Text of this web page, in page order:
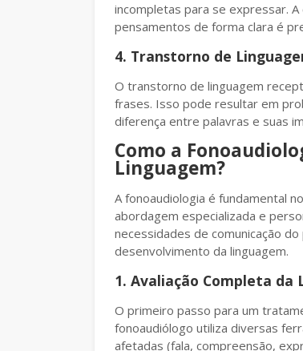
incompletas para se expressar.
pensamentos de forma clara é
4. Transtorno de
O transtorno de linguagem
frases. Isso pode resultar em
diferença entre palavras e suas
Como a
Linguagem?
A fonoaudiologia é fundamental
abordagem especializada e
necessidades de comunicação
desenvolvimento da linguagem.
1. Avaliação Completa da
O primeiro passo para um
fonoaudiólogo utiliza diversas
afetadas (fala, compreensão,